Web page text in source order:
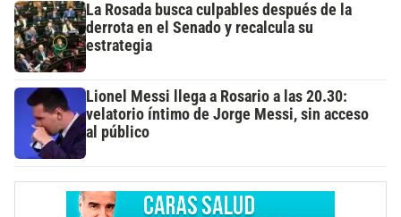
La Rosada busca culpables después de la
derrota en el Senado y recalcula su
estrategia
Lionel Messi llega a Rosario a las 20.30:
velatorio íntimo de Jorge Messi, sin acceso
al público